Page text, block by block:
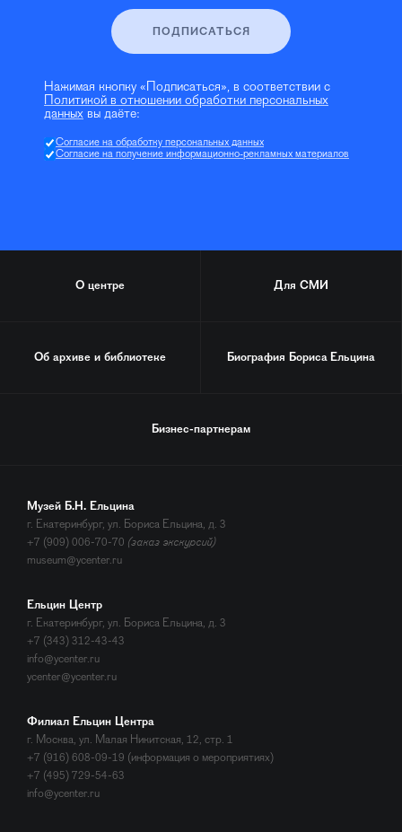
ПОДПИСАТЬСЯ
Нажимая кнопку «Подписаться», в соответствии с
Политикой в отношении обработки персональных
данных вы даёте:
Согласие на обработку персональных данных
Согласие на получение информационно-рекламных материалов
О центре Для СМИ
Об архиве и библиотеке Биография Бориса Ельцина
Бизнес-партнерам
Музей Б.Н. Ельцина
г. Екатеринбург, ул. Бориса Ельцина, д. 3
+7 (909) 006-70-70 (заказ экскурсий)
museum@ycenter.ru
Ельцин Центр
г. Екатеринбург, ул. Бориса Ельцина, д. 3
+7 (343) 312-43-43
info@ycenter.ru
ycenter@ycenter.ru
Филиал Ельцин Центра
г. Москва, ул. Малая Никитская, 12, стр. 1
+7 (916) 608-09-19 (информация о мероприятиях)
+7 (495) 729-54-63
info@ycenter.ru